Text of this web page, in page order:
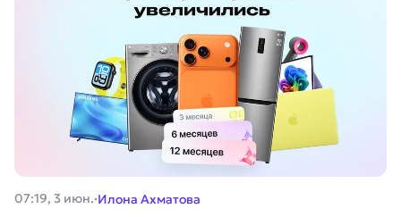
07:19, 3 июн.·Илона Ахматова